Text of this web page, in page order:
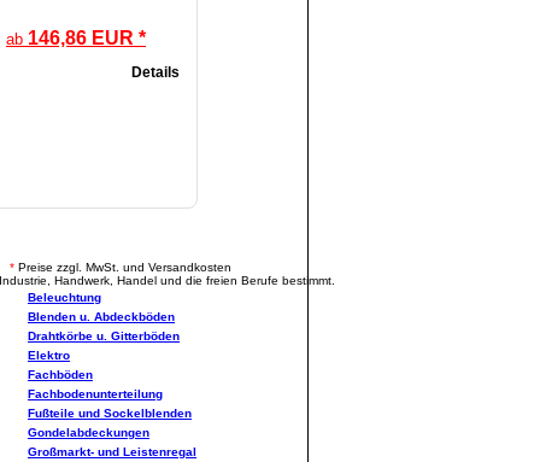
ab 146,86 EUR *
Details
* Preise zzgl. MwSt. und Versandkosten
Handwerk, Handel und die freien Berufe bestimmt.
Beleuchtung
Blenden u. Abdeckböden
Drahtkörbe u. Gitterböden
Elektro
Fachböden
Fachbodenunterteilung
Fußteile und Sockelblenden
Gondelabdeckungen
Großmarkt- und Leistenregal